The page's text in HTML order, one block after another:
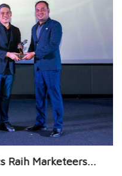
Marketeers...